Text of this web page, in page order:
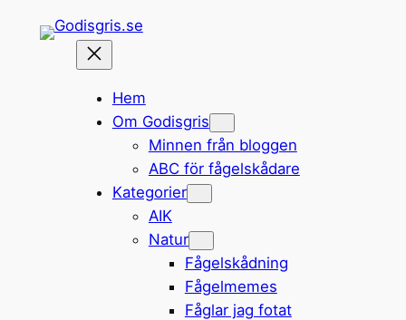
Hem
Om Godisgris
Minnen från bloggen
ABC för fågelskådare
Kategorier
AIK
Natur
Fågelskådning
Fågelmemes
Fåglar jag fotat